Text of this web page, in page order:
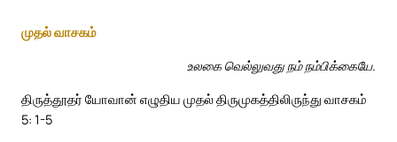
முதல் வாசகம்
உலகை வெல்லுவது நம் நம்பிக்கையே.
திருத்தூதர் யோவான் எழுதிய முதல் திருமுகத்திலிருந்து வாசகம்
5: 1-5